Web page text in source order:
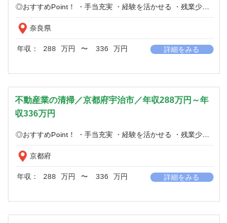
奈良県
年収： 288 万円 ​〜 336 万円 詳細をみる
不動産業の清掃／京都府宇治市／年収288万円～年
収336万円
京都府
年収： 288 万円 ​〜 336 万円 詳細をみる